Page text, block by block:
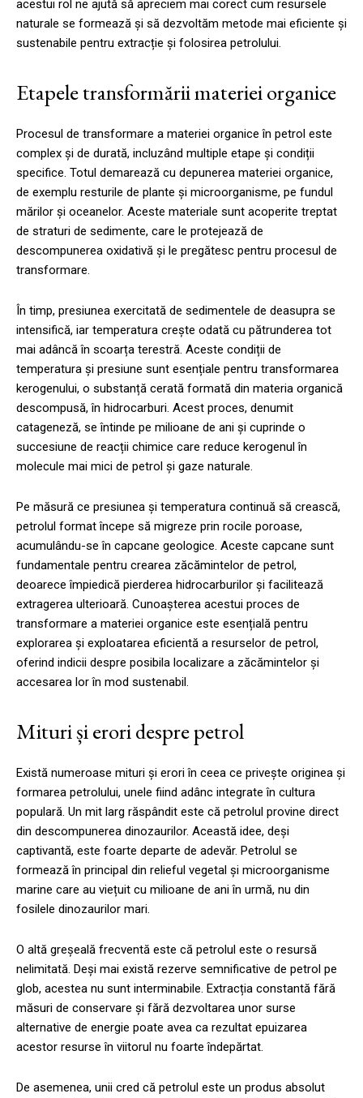
acestui rol ne ajută să apreciem mai corect cum resursele
naturale se formează și să dezvoltăm metode mai eficiente și
sustenabile pentru extracție și folosirea petrolului.
Etapele transformării materiei organice
Procesul de transformare a materiei organice în petrol este
complex și de durată, incluzând multiple etape și condiții
specifice. Totul demarează cu depunerea materiei organice,
de exemplu resturile de plante și microorganisme, pe fundul
mărilor și oceanelor. Aceste materiale sunt acoperite treptat
de straturi de sedimente, care le protejează de
descompunerea oxidativă și le pregătesc pentru procesul de
transformare.
În timp, presiunea exercitată de sedimentele de deasupra se
intensifică, iar temperatura crește odată cu pătrunderea tot
mai adâncă în scoarța terestră. Aceste condiții de
temperatura și presiune sunt esențiale pentru transformarea
kerogenului, o substanță cerată formată din materia organică
descompusă, în hidrocarburi. Acest proces, denumit
catageneză, se întinde pe milioane de ani și cuprinde o
succesiune de reacții chimice care reduce kerogenul în
molecule mai mici de petrol și gaze naturale.
Pe măsură ce presiunea și temperatura continuă să crească,
petrolul format începe să migreze prin rocile poroase,
acumulându-se în capcane geologice. Aceste capcane sunt
fundamentale pentru crearea zăcămintelor de petrol,
deoarece împiedică pierderea hidrocarburilor și facilitează
extragerea ulterioară. Cunoașterea acestui proces de
transformare a materiei organice este esențială pentru
explorarea și exploatarea eficientă a resurselor de petrol,
oferind indicii despre posibila localizare a zăcămintelor și
accesarea lor în mod sustenabil.
Mituri și erori despre petrol
Există numeroase mituri și erori în ceea ce privește originea și
formarea petrolului, unele fiind adânc integrate în cultura
populară. Un mit larg răspândit este că petrolul provine direct
din descompunerea dinozaurilor. Această idee, deși
captivantă, este foarte departe de adevăr. Petrolul se
formează în principal din relieful vegetal și microorganisme
marine care au viețuit cu milioane de ani în urmă, nu din
fosilele dinozaurilor mari.
O altă greșeală frecventă este că petrolul este o resursă
nelimitată. Deși mai există rezerve semnificative de petrol pe
glob, acestea nu sunt interminabile. Extracția constantă fără
măsuri de conservare și fără dezvoltarea unor surse
alternative de energie poate avea ca rezultat epuizarea
acestor resurse în viitorul nu foarte îndepărtat.
De asemenea, unii cred că petrolul este un produs absolut